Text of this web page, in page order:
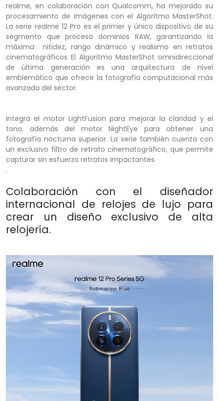
realme, en colaboración con Qualcomm, ha mejorado su
procesamiento de imágenes con el Algoritmo MasterShot.
La serie realme 12 Pro es el primer y único dispositivo de su
segmento que procesa dominios RAW, garantizando la
máxima nitidez, rango dinámico y realismo en retratos
cinematográficos El Algoritmo MasterShot omnidireccional
de última generación es una arquitectura de nivel
emblemático que ofrece la fotografía computacional más
avanzada del sector.
Integra el motor LightFusion para mejorar la claridad y el
tono, además del motor NightEye para obtener una
fotografía nocturna superior. La serie también cuenta con
un exclusivo filtro de retrato cinematográfico, que permite
capturar sin esfuerzo retratos impactantes.
.
Colaboración con el diseñador
internacional de relojes de lujo para
crear un diseño exclusivo de alta
relojería.